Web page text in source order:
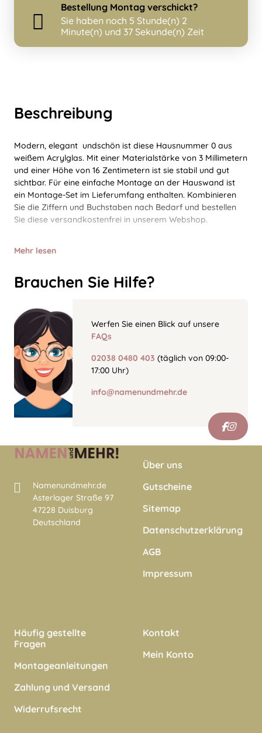
Beschreibung
Modern, elegant undschön ist diese Hausnummer 0 aus
weißem Acrylglas. Mit einer Materialstärke von 3 Millimetern
und einer Höhe von 16 Zentimetern ist sie stabil und gut
sichtbar. Für eine einfache Montage an der Hauswand ist
ein Montage-Set im Lieferumfang enthalten. Kombinieren
Sie die Ziffern und Buchstaben nach Bedarf und bestellen
Sie diese versandkostenfrei in unserem Webshop.
Mehr lesen
Brauchen Sie Hilfe?
Werfen Sie einen Blick auf unsere
FAQs
02038 0480 403 (täglich von 09:00-
17:00 Uhr)
info@namenundmehr.de
Bestellung Montag verschickt?
Sie haben noch 5 Stunde(n) 2
Minute(n) und 36 Sekunde(n) Zeit
Namenundmehr.de
Asterlager Straße 97
47228 Duisburg
Deutschland
Über uns
Gutscheine
Sitemap
Datenschutzerklärung
AGB
Impressum
Häufig gestellte
Fragen
Montageanleitungen
Zahlung und Versand
Widerrufsrecht
Kontakt
Mein Konto